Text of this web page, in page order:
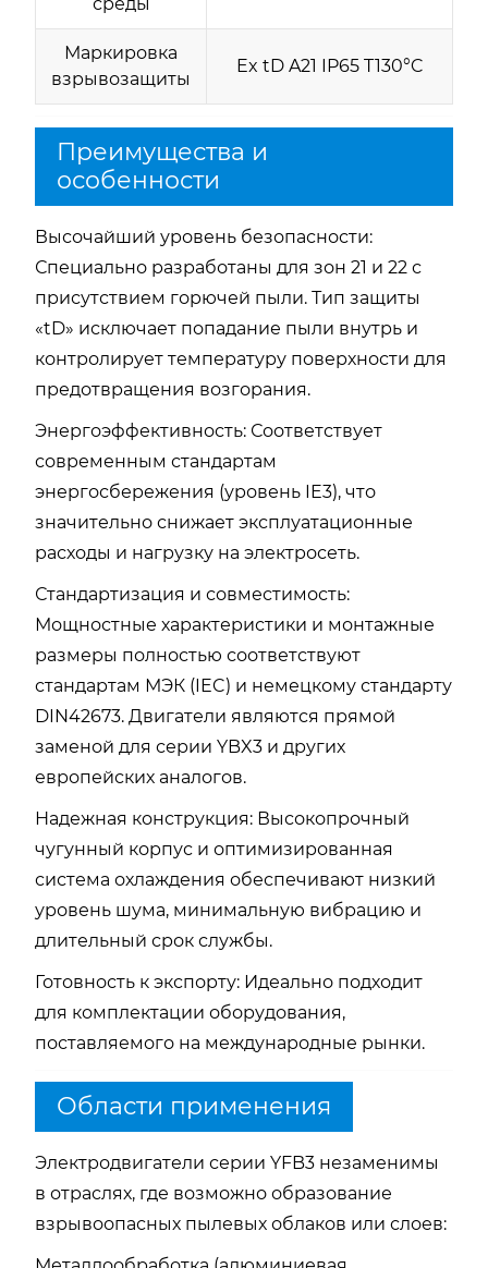
Маркировка
взрывозащиты
Ex tD A21 IP65 T130°C
Преимущества и
особенности
Высочайший уровень безопасности:
Специально разработаны для зон 21 и 22 с
присутствием горючей пыли. Тип защиты
«tD» исключает попадание пыли внутрь и
контролирует температуру поверхности для
предотвращения возгорания.
Энергоэффективность: Соответствует
современным стандартам
энергосбережения (уровень IE3), что
значительно снижает эксплуатационные
расходы и нагрузку на электросеть.
Стандартизация и совместимость:
Мощностные характеристики и монтажные
размеры полностью соответствуют
стандартам МЭК (IEC) и немецкому стандарту
DIN42673. Двигатели являются прямой
заменой для серии YBX3 и других
европейских аналогов.
Надежная конструкция: Высокопрочный
чугунный корпус и оптимизированная
система охлаждения обеспечивают низкий
уровень шума, минимальную вибрацию и
длительный срок службы.
Готовность к экспорту: Идеально подходит
для комплектации оборудования,
поставляемого на международные рынки.
Области применения
Электродвигатели серии YFB3 незаменимы
в отраслях, где возможно образование
взрывоопасных пылевых облаков или слоев: